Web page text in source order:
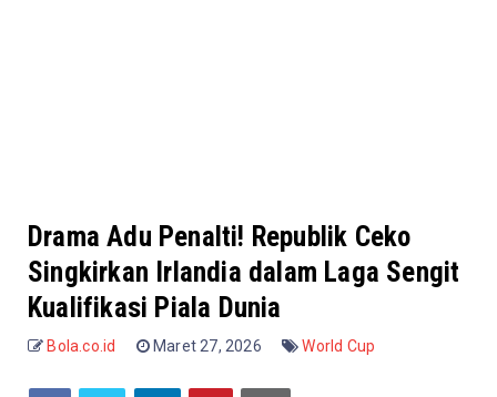
Drama Adu Penalti! Republik Ceko
Singkirkan Irlandia dalam Laga Sengit
Kualifikasi Piala Dunia
Bola.co.id Maret 27, 2026 World Cup